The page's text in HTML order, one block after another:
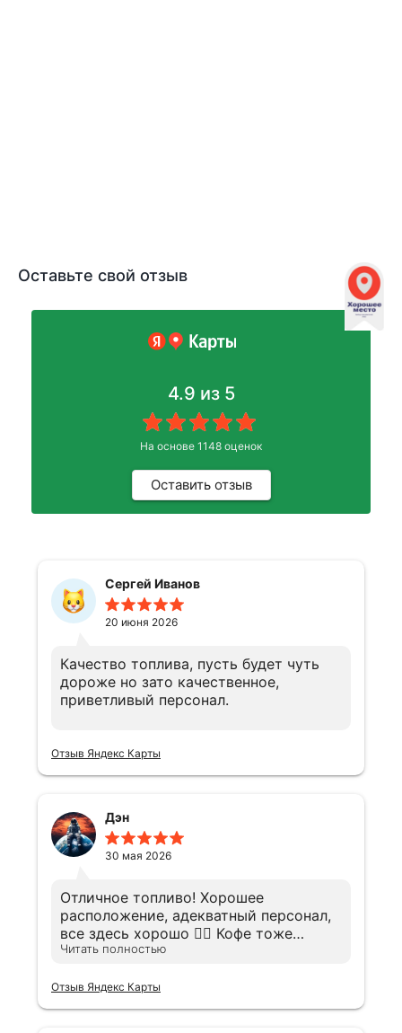
Оставьте свой отзыв
4.9 из 5
На основе 1148 оценок
Оставить отзыв
Сергей Иванов
20 июня 2026
Качество топлива, пусть будет чуть
дороже но зато качественное,
приветливый персонал.
Отзыв Яндекс Карты
Дэн
30 мая 2026
Отличное топливо! Хорошее
расположение, адекватный персонал,
все здесь хорошо 👍🏼 Кофе тоже
неплохой.
Читать полностью
Отзыв Яндекс Карты